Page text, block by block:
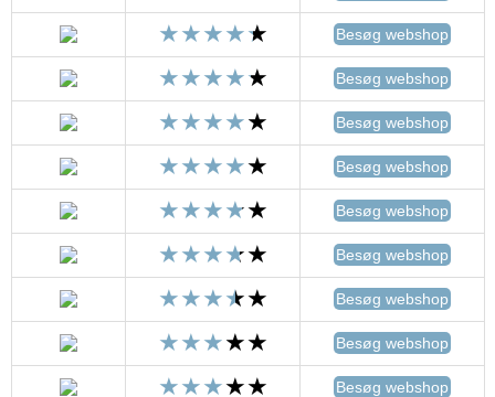
Besøg webshop
Besøg webshop
Besøg webshop
Besøg webshop
Besøg webshop
Besøg webshop
Besøg webshop
Besøg webshop
Besøg webshop